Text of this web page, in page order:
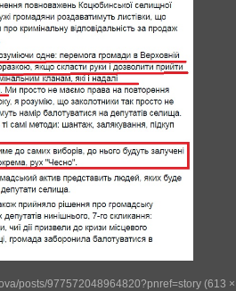
posts/977572048964820?pnref=story (613